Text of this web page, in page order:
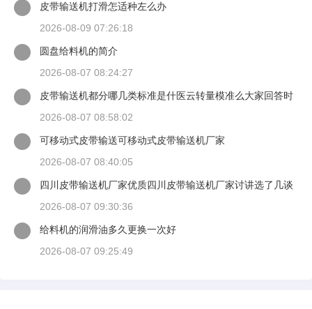
皮带输送机打滑怎适种左么办
2026-08-09 07:26:18
圆盘给料机的简介
2026-08-07 08:24:27
皮带输送机都分哪几类标准是什医云转量模准么大家回答时
2026-08-07 08:58:02
可移动式皮带输送可移动式皮带输送机厂家
2026-08-07 08:40:05
四川皮带输送机厂家优质四川皮带输送机厂家讨讲选了几谈
2026-08-07 09:30:36
给料机的润滑油多久更换一次好
2026-08-07 09:25:49